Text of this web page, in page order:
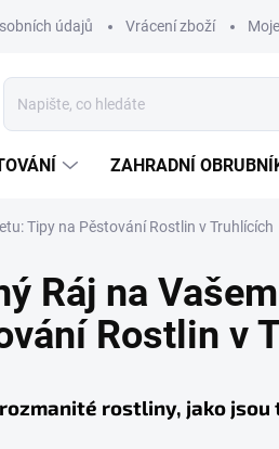
údajů Vrácení zboží
ZAHRADNÍ
Tipy na Pěstování Rostlin v Truhlících
Ráj na
Rostlin v
rostliny, jako